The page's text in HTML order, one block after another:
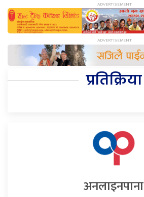
प्रतिक्रिया
अनलाइनपाना